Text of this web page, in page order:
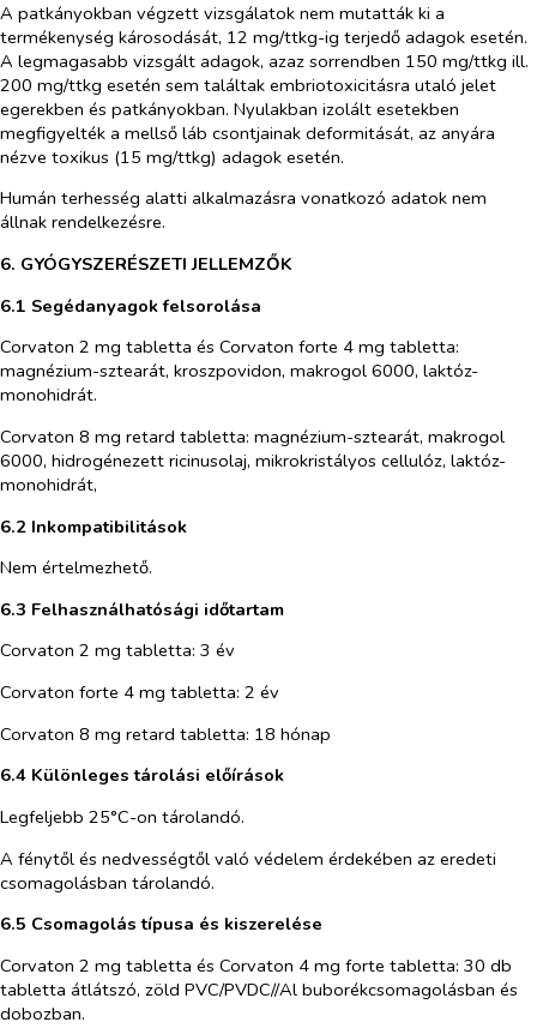
A patkányokban végzett vizsgálatok nem mutatták ki a
termékenység károsodását, 12 mg/ttkg-ig terjedő adagok esetén.
A legmagasabb vizsgált adagok, azaz sorrendben 150 mg/ttkg ill.
200 mg/ttkg esetén sem találtak embriotoxicitásra utaló jelet
egerekben és patkányokban. Nyulakban izolált esetekben
megfigyelték a mellső láb csontjainak deformitását, az anyára
nézve toxikus (15 mg/ttkg) adagok esetén.
Humán terhesség alatti alkalmazásra vonatkozó adatok nem
állnak rendelkezésre.
6. GYÓGYSZERÉSZETI JELLEMZŐK
6.1 Segédanyagok felsorolása
Corvaton 2 mg tabletta és Corvaton forte 4 mg tabletta:
magnézium-sztearát, kroszpovidon, makrogol 6000, laktóz-
monohidrát.
Corvaton 8 mg retard tabletta: magnézium-sztearát, makrogol
6000, hidrogénezett ricinusolaj, mikrokristályos cellulóz, laktóz-
monohidrát,
6.2 Inkompatibilitások
Nem értelmezhető.
6.3 Felhasználhatósági időtartam
Corvaton 2 mg tabletta: 3 év
Corvaton forte 4 mg tabletta: 2 év
Corvaton 8 mg retard tabletta: 18 hónap
6.4 Különleges tárolási előírások
Legfeljebb 25°C-on tárolandó.
A fénytől és nedvességtől való védelem érdekében az eredeti
csomagolásban tárolandó.
6.5 Csomagolás típusa és kiszerelése
Corvaton 2 mg tabletta és Corvaton 4 mg forte tabletta: 30 db
tabletta átlátszó, zöld PVC/PVDC//Al buborékcsomagolásban és
dobozban.